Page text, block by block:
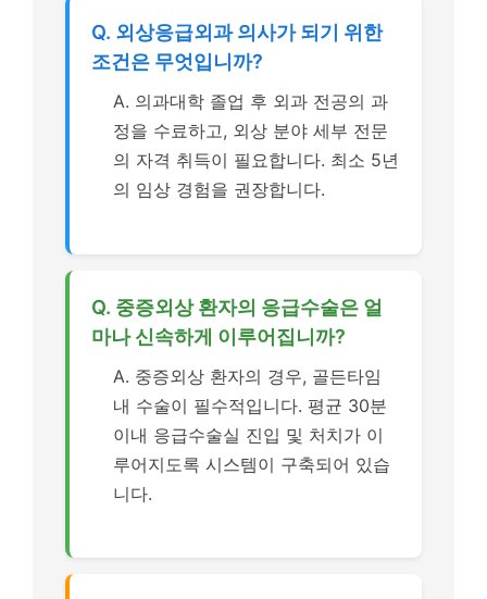
Q. 외상응급외과 의사가 되기 위한
조건은 무엇입니까?
A. 의과대학 졸업 후 외과 전공의 과
정을 수료하고, 외상 분야 세부 전문
의 자격 취득이 필요합니다. 최소 5년
의 임상 경험을 권장합니다.
Q. 중증외상 환자의 응급수술은 얼
마나 신속하게 이루어집니까?
A. 중증외상 환자의 경우, 골든타임
내 수술이 필수적입니다. 평균 30분
이내 응급수술실 진입 및 처치가 이
루어지도록 시스템이 구축되어 있습
니다.